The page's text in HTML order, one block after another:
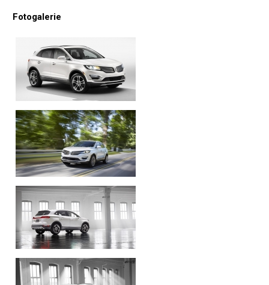
Fotogalerie